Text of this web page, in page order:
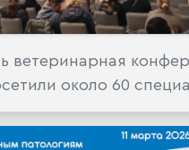
ветеринарная
около 60